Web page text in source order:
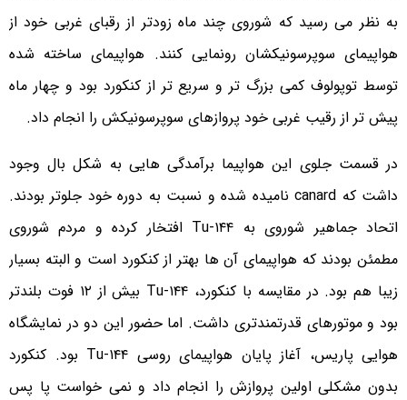
به نظر می رسید که شوروی چند ماه زودتر از رقبای غربی خود از
هواپیمای سوپرسونیکشان رونمایی کنند. هواپیمای ساخته شده
توسط توپولوف کمی بزرگ تر و سریع تر از کنکورد بود و چهار ماه
پیش تر از رقیب غربی خود پروازهای سوپرسونیکش را انجام داد.
در قسمت جلوی این هواپیما برآمدگی هایی به شکل بال وجود
داشت که canard نامیده شده و نسبت به دوره خود جلوتر بودند.
اتحاد جماهیر شوروی به Tu-۱۴۴ افتخار کرده و مردم شوروی
مطمئن بودند که هواپیمای آن ها بهتر از کنکورد است و البته بسیار
زیبا هم بود. در مقایسه با کنکورد، Tu-۱۴۴ بیش از ۱۲ فوت بلندتر
بود و موتورهای قدرتمندتری داشت. اما حضور این دو در نمایشگاه
هوایی پاریس، آغاز پایان هواپیمای روسی Tu-۱۴۴ بود. کنکورد
بدون مشکلی اولین پروازش را انجام داد و نمی خواست پا پس